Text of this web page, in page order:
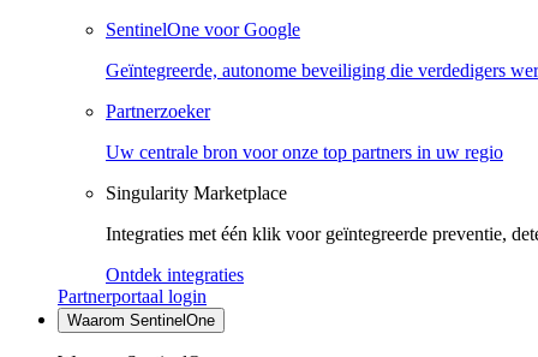
SentinelOne voor Google
Geïntegreerde, autonome beveiliging die verdedigers
Partnerzoeker
Uw centrale bron voor onze top partners in uw regio
Singularity Marketplace
Integraties met één klik voor geïntegreerde preventie,
Ontdek integraties
Partnerportaal login
Waarom SentinelOne